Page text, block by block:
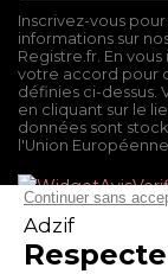
Inscrivez-vous
informations sur
Registre.fr. En
votre accord pour
définies ci-
en cliquant sur le
données sont
l'Union Européenne.